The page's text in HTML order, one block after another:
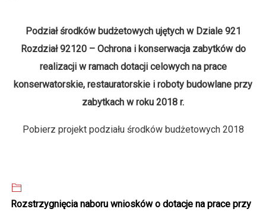
Podział środków budżetowych ujętych w Dziale 921
Rozdział 92120 – Ochrona i konserwacja zabytków do
realizacji w ramach dotacji celowych na prace
konserwatorskie, restauratorskie i roboty budowlane przy
zabytkach w roku 2018 r.
Pobierz projekt podziału środków budżetowych 2018
Rozstrzygnięcia naboru wniosków o dotacje na prace przy